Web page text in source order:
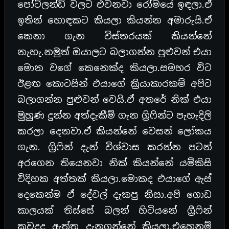
පෝට්ලන්ඩ් වලට එවනවා රෝමයේ ඉඳලා.ඒ
ඉතින් හොඳකට කියලා කියන්න අමාරුයි.ඒ
කෙනා ගැන විස්තරයක් කියන්නේ
නැහැ.නමුත් ඔයාලට බලාගන්න පුළුවන් එයා
මොන වගේ කෙනෙක්ද කියලා.සමහර විට
ඊළඟ කොටසින් එයාගේ ක්‍රියාකාරකම් අපිට
බලාගන්න පුළුවන් වෙයි.ඒ අතරේ නික් එයා
මුහුණ දුන්න අත්දැකීම් ගැන ග්‍රිෆින්ට පැහැදිලි
කරලා දෙනවා.ඒ කියන්නේ වෙසන් ලෝකය
ගැන. ග්‍රිෆින් දැන් විශ්වාස කරන්න පටන්
අරගෙන තියෙනවා නික් කියන්නේ යම්කිසි
විදිහක අත්තක් කියලා.මොකද එයාගේ ඇස්
දෙකෙන්ම ඒ දේවල් දැකපු නිසා.අපි ගොඩ
කාලයක් තිස්සේ බලන් හිටියනේ ග්‍රීෆින්
කවදද ඇත්ත දැනගන්නේ කියලා.එහෙනම්